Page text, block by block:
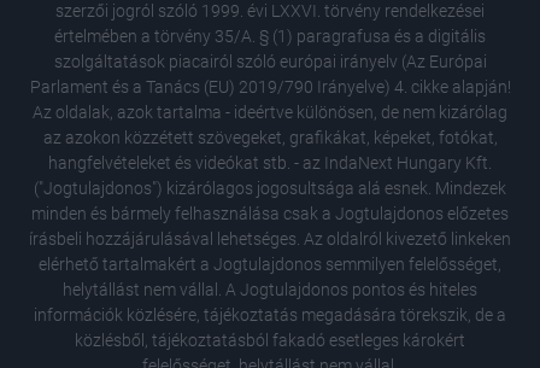
mint
szerzői jogról szóló 1999. évi LXXVI. törvény rendelkezései
értelmében a törvény 35/A. § (1) paragrafusa és a digitális
szolgáltatások piacairól szóló európai irányelv (Az Európai
Parlament és a Tanács (EU) 2019/790 Irányelve) 4. cikke alapján!
Az oldalak, azok tartalma - ideértve különösen, de nem kizárólag
az azokon közzétett szövegeket, grafikákat, képeket, fotókat,
hangfelvételeket és videókat stb. - az IndaNext Hungary Kft.
("Jogtulajdonos") kizárólagos jogosultsága alá esnek. Mindezek
minden és bármely felhasználása csak a Jogtulajdonos előzetes
írásbeli hozzájárulásával lehetséges. Az oldalról kivezető linkeken
elérhető tartalmakért a Jogtulajdonos semmilyen felelősséget,
helytállást nem vállal. A Jogtulajdonos pontos és hiteles
információk közlésére, tájékoztatás megadására törekszik, de a
közlésből, tájékoztatásból fakadó esetleges károkért